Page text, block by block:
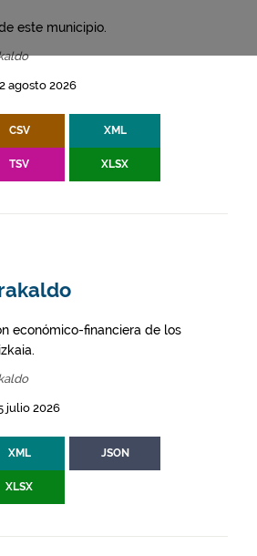
este municipio.
agosto 2026
CSV XML
TSV XLSX
económico-financiera de los
julio 2026
XML JSON
XLSX